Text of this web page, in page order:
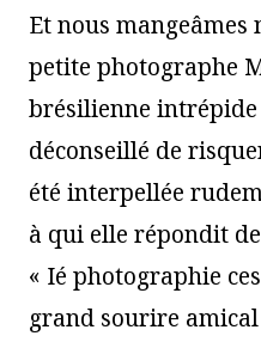
Et nous mangeâmes
petite photographe
brésilienne
déconseillé de
été interpellée
à qui elle répondit
« Ié photographie
grand sourire